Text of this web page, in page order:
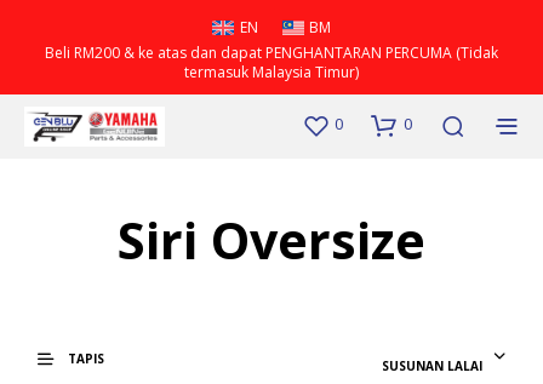
EN
BM
Beli RM200 & ke atas dan dapat PENGHANTARAN PERCUMA (Tidak
termasuk Malaysia Timur)
0 0
Siri Oversize
TAPIS SUSUNAN LALAI